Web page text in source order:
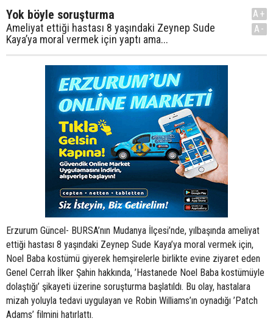
Yok böyle soruşturma
Ameliyat ettiği hastası 8 yaşındaki Zeynep Sude
Kaya’ya moral vermek için yaptı ama...
A+
A-
Erzurum Güncel- BURSA’nın Mudanya İlçesi’nde, yılbaşında ameliyat
ettiği hastası 8 yaşındaki Zeynep Sude Kaya’ya moral vermek için,
Noel Baba kostümü giyerek hemşirelerle birlikte evine ziyaret eden
Genel Cerrah İlker Şahin hakkında, ’Hastanede Noel Baba kostümüyle
dolaştığı’ şikayeti üzerine soruşturma başlatıldı. Bu olay, hastalara
mizah yoluyla tedavi uygulayan ve Robin Williams’ın oynadığı ’Patch
Adams’ filmini hatırlattı.